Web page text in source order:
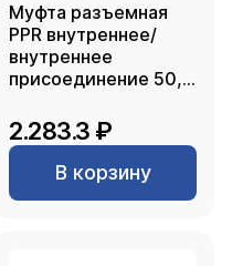
Муфта разъемная
PPR внутреннее/
внутреннее
присоединение 50,
2.283.3 ₽
В корзину